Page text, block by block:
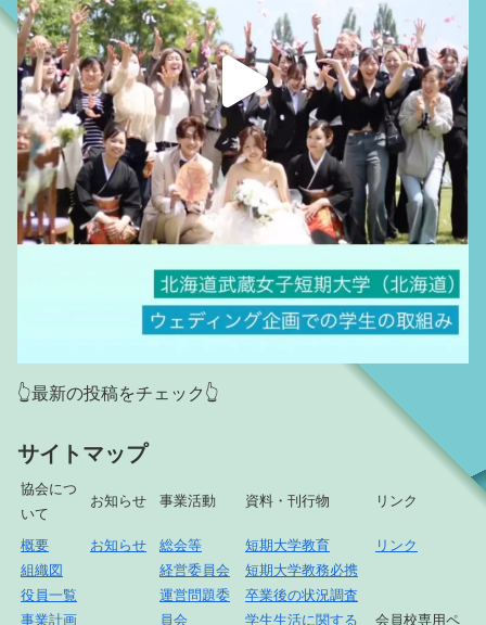
👆最新の投稿をチェック👆
サイトマップ
協会につ
いて
お知らせ 事業活動 資料・刊行物 リンク
概要
組織図
役員一覧
事業計画
お知らせ
総会等
経営委員会
運営問題委
員会
短期大学教育
短期大学教務必携
卒業後の状況調査
学生生活に関する
リンク
会員校専用ペ